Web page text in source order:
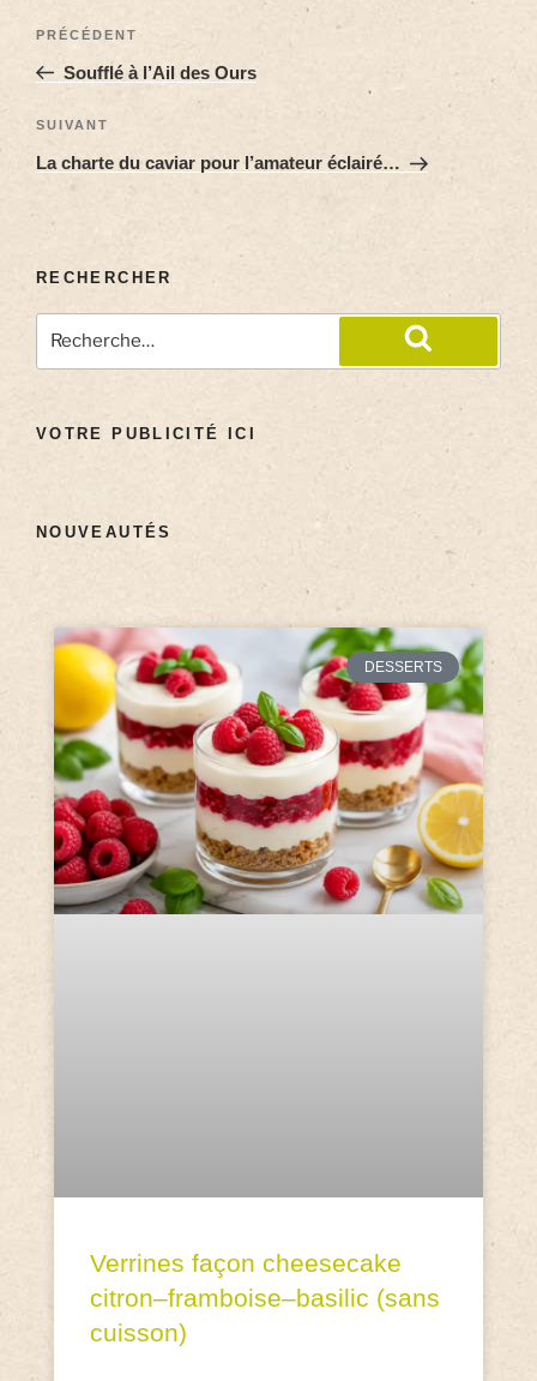
PRÉCÉDENT
Soufflé à l’Ail des Ours
SUIVANT
La charte du caviar pour l’amateur éclairé…
RECHERCHER
VOTRE PUBLICITÉ ICI
NOUVEAUTÉS
DESSERTS
Verrines façon cheesecake
citron–framboise–basilic (sans
cuisson)